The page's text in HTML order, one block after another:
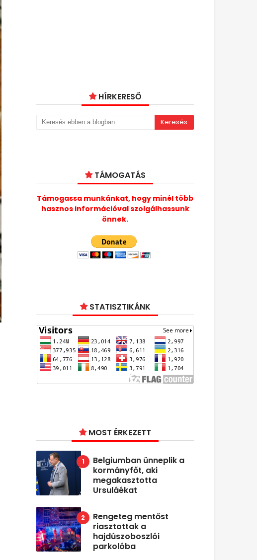
HÍRKERESŐ
TÁMOGATÁS
Támogassa munkánkat, hogy minél több
hasznos információval szolgálhassunk
önnek.
STATISZTIKÁNK
MOST ÉRKEZETT
Belgiumban ünneplik a
kormányfőt, aki
megakasztotta
Ursuláékat
Rengeteg mentőst
riasztottak a
hajdúszoboszlói
parkolóba